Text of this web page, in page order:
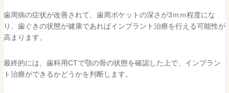
歯周病の症状が改善されて、歯周ポケットの深さが3ｍｍ程度にな
り、歯ぐきの状態が健康であればインプラント治療を行える可能性が
高まります。
最終的には、歯科用CTで顎の骨の状態を確認した上で、インプラン
ト治療ができるかどうかを判断します。